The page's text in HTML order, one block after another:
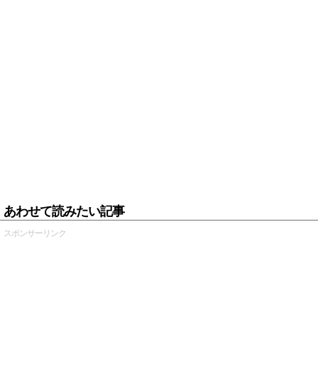
あわせて読みたい記事
スポンサーリンク